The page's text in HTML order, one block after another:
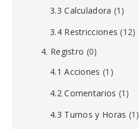
3.3 Calculadora (1)
3.4 Restricciones (12)
4. Registro (0)
4.1 Acciones (1)
4.2 Comentarios (1)
4.3 Turnos y Horas (1)